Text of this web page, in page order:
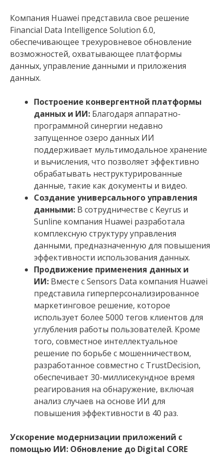
Компания Huawei представила свое решение
Financial Data Intelligence Solution 6.0,
обеспечивающее трехуровневое обновление
возможностей, охватывающее платформы
данных, управление данными и приложения
данных.
Построение конвергентной платформы
данных и ИИ: Благодаря аппаратно-
программной синергии недавно
запущенное озеро данных ИИ
поддерживает мультимодальное хранение
и вычисления, что позволяет эффективно
обрабатывать неструктурированные
данные, такие как документы и видео.
Создание универсального управления
данными: В сотрудничестве с Keyrus и
Sunline компания Huawei разработала
комплексную структуру управления
данными, предназначенную для повышения
эффективности использования данных.
Продвижение применения данных и
ИИ: Вместе с Sensors Data компания Huawei
представила гиперперсонализированное
маркетинговое решение, которое
использует более 5000 тегов клиентов для
углубления работы пользователей. Кроме
того, совместное интеллектуальное
решение по борьбе с мошенничеством,
разработанное совместно с TrustDecision,
обеспечивает 30-миллисекундное время
реагирования на обнаружение, включая
анализ случаев на основе ИИ для
повышения эффективности в 40 раз.
Ускорение модернизации приложений с
помощью ИИ: Обновление до Digital CORE